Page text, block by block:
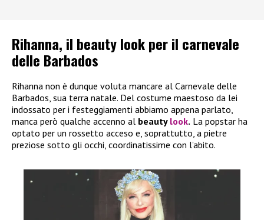
Rihanna, il beauty look per il carnevale
delle Barbados
Rihanna non è dunque voluta mancare al Carnevale delle
Barbados, sua terra natale. Del costume maestoso da lei
indossato per i festeggiamenti abbiamo appena parlato,
manca però qualche accenno al beauty look. La popstar ha
optato per un rossetto acceso e, soprattutto, a pietre
preziose sotto gli occhi, coordinatissime con l’abito.